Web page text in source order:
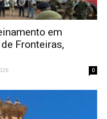
em
Fronteiras,
0